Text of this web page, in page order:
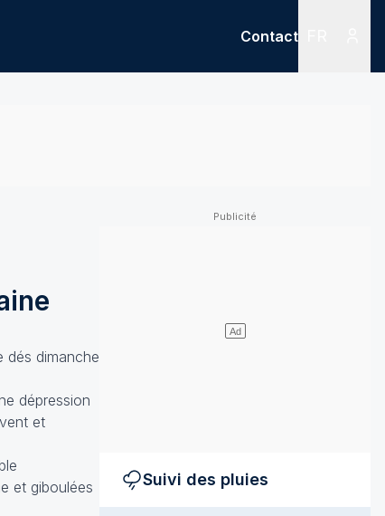
Contact
dés dimanche
dépression
et
et giboulées
Suivi des pluies